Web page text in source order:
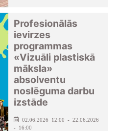
Profesionālās
ievirzes
programmas
«Vizuāli plastiskā
māksla»
absolventu
noslēguma darbu
izstāde
02.06.2026 12:00 - 22.06.2026
- 16:00